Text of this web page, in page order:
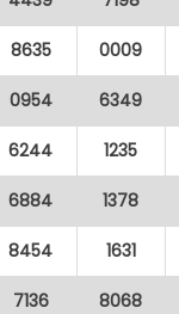
8635 0009
0954 6349
6244 1235
6884 1378
8454 1631
7136 8068